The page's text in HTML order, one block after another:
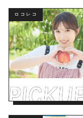
ロコレコ